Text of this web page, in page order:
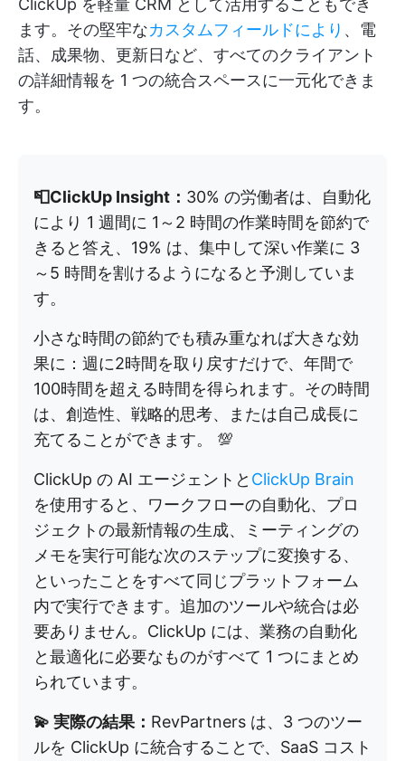
ます。その堅牢なカスタムフィールドにより 、電
話、成果物、更新日など、すべてのクライアント
の詳細情報を 1 つの統合スペースに一元化できま
す。
📮ClickUp Insight： 30% の労働者は、自動化
により 1 週間に 1～2 時間の作業時間を節約で
きると答え、19% は、集中して深い作業に 3
～5 時間を割けるようになると予測していま
す。
小さな時間の節約でも積み重なれば大きな効
果に：週に2時間を取り戻すだけで、年間で
100時間を超える時間を得られます。その時間
は、創造性、戦略的思考、または自己成長に
充てることができます。 💯
ClickUp の AI エージェントと ClickUp Brain
を使用すると、ワークフローの自動化、プロ
ジェクトの最新情報の生成、ミーティングの
メモを実行可能な次のステップに変換する、
といったことをすべて同じプラットフォーム
内で実行できます。追加のツールや統合は必
要ありません。ClickUp には、業務の自動化
と最適化に必要なものがすべて 1 つにまとめ
られています。
💫 実際の結果： RevPartners は、3 つのツー
ルを ClickUp に統合することで、SaaS コスト